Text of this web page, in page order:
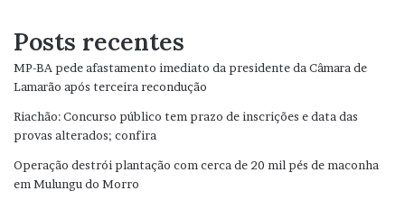
Posts recentes
MP-BA pede afastamento imediato da presidente da Câmara de
Lamarão após terceira recondução
Riachão: Concurso público tem prazo de inscrições e data das
provas alterados; confira
Operação destrói plantação com cerca de 20 mil pés de maconha
em Mulungu do Morro